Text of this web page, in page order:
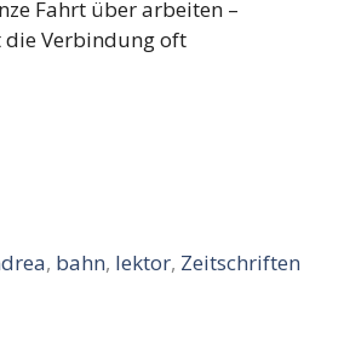
Fahrt über arbeiten –
die Verbindung oft
, bahn, lektor, Zeitschriften